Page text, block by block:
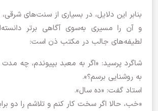
بنابر این دلایل، در بسیاری از سنت‌های
و آن را مسیری به‌سوی آگاهی برتر
لطیفه‌های جالب در مکتب ذن است:
شاگرد پرسید: «اگر به معبد بپیوندم، چه
به روشنایی برسم؟».
استاد گفت: «ده سال».
«خب، حالا اگر سخت کار کنم و تلاشم را دو